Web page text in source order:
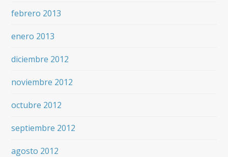
febrero 2013
enero 2013
diciembre 2012
noviembre 2012
octubre 2012
septiembre 2012
agosto 2012